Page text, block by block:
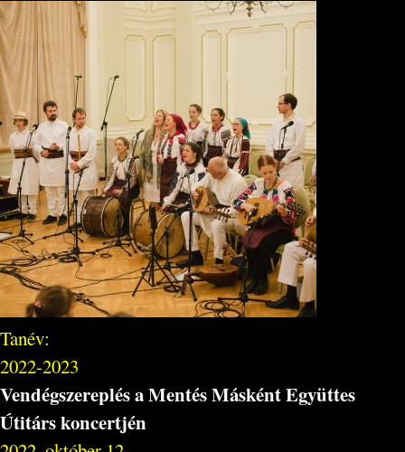
Tanév:
2022-2023
Vendégszereplés a Mentés Másként Együttes
Útitárs koncertjén